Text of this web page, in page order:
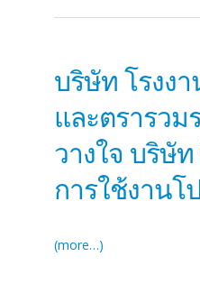
บริษัท โรงง
และตรารวม
วางใจ บริษั
การใช้งานโ
(more…)